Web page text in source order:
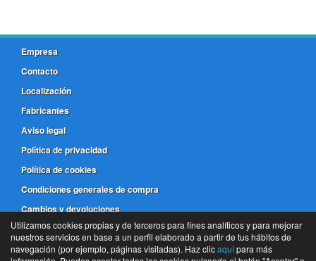
Empresa
Contacto
Localización
Fabricantes
Aviso legal
Política de privacidad
Política de cookies
Condiciones generales de compra
Cambios y devoluciones
981 173 772
Utilizamos cookies propias y de terceros para fines analíticos y para mejorar
nuestros servicios en base a un perfil elaborado a partir de tus hábitos de
navegación (por ejemplo, páginas visitadas). Haz clicaquípara más